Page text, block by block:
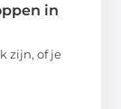
in
zijn, of je